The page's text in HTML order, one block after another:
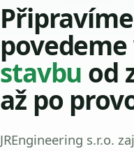
povedeme
stavbu od
až po
JREngineering s.r.o.